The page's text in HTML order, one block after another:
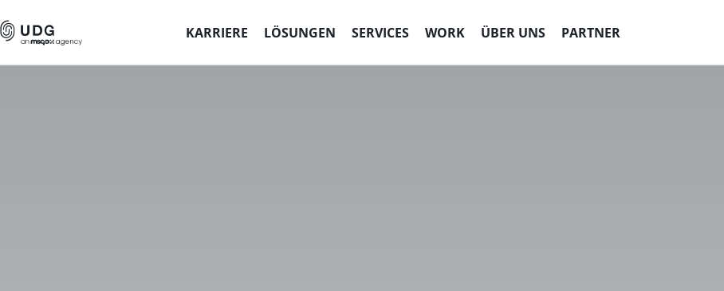
KARRIERE LÖSUNGEN SERVICES WORK ÜBER UNS PARTNER